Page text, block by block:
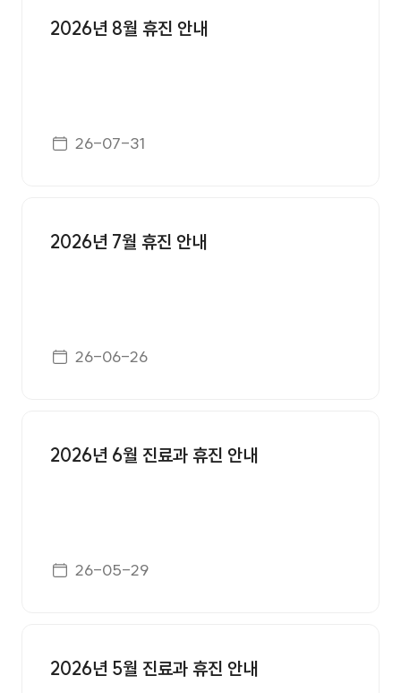
2026년 8월 휴진 안내
게시일자
26-07-31
2026년 7월 휴진 안내
게시일자
26-06-26
2026년 6월 진료과 휴진 안내
게시일자
26-05-29
2026년 5월 진료과 휴진 안내